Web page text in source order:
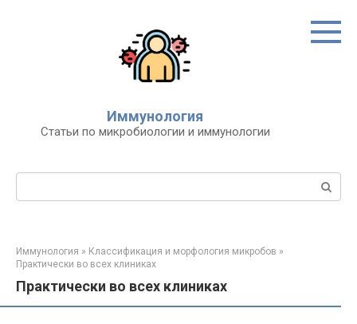
Иммунология
Статьи по микробиологии и иммунологии
Поиск:
Иммунология » Классификация и морфология микробов »
Практически во всех клиниках
Практически во всех клиниках